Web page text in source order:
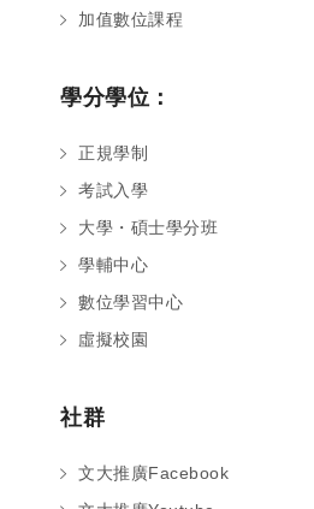
加值數位課程
學分學位：
正規學制
考試入學
大學・碩士學分班
學輔中心
數位學習中心
虛擬校園
社群
文大推廣Facebook